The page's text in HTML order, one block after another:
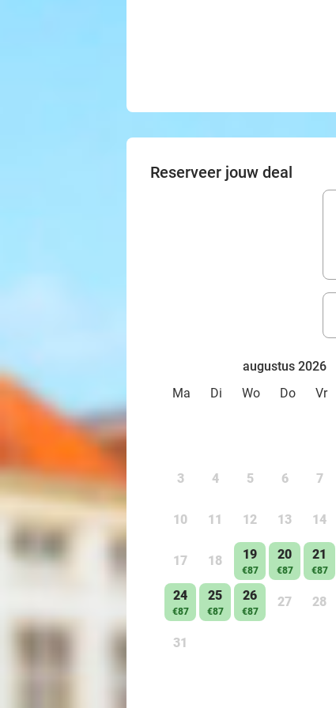
Reserveer jouw deal
augustus 2026
Ma
Di Wo Do Vr
3 4 5 6 7
10 11 12 13 14
17 18 19
€87
20
€87
21
€87
24
€87
25
€87
26
€87
27 28
31